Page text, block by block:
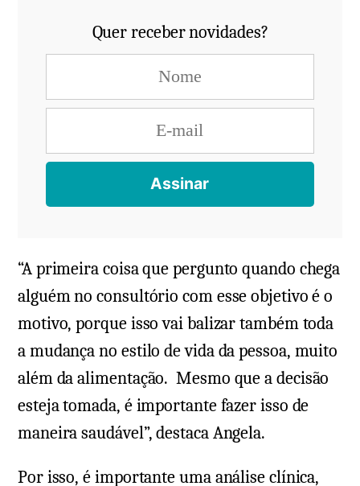
Quer receber novidades?
“A primeira coisa que pergunto quando chega
alguém no consultório com esse objetivo é o
motivo, porque isso vai balizar também toda
a mudança no estilo de vida da pessoa, muito
além da alimentação. Mesmo que a decisão
esteja tomada, é importante fazer isso de
maneira saudável”, destaca Angela.
Por isso, é importante uma análise clínica,